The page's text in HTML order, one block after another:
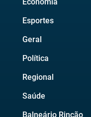
Economia
Esportes
Geral
Política
Regional
Saúde
Balneário Rincão